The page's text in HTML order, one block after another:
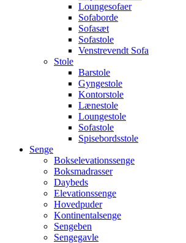
Loungesofaer
Sofaborde
Sofasæt
Sofastole
Venstrevendt Sofa
Stole
Barstole
Gyngestole
Kontorstole
Lænestole
Loungestole
Sofastole
Spisebordsstole
Senge
Bokselevationssenge
Boksmadrasser
Daybeds
Elevationssenge
Hovedpuder
Kontinentalsenge
Sengeben
Sengegavle